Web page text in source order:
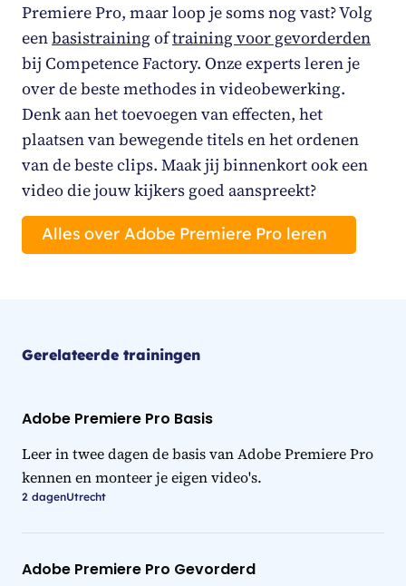
Premiere Pro, maar loop je soms nog vast? Volg
eenbasistraining oftraining voor gevorderden
bij Competence Factory. Onze experts leren je
over de beste methodes in videobewerking.
Denk aan het toevoegen van effecten, het
plaatsen van bewegende titels en het ordenen
van de beste clips. Maak jij binnenkort ook een
video die jouw kijkers goed aanspreekt?
Alles over Adobe Premiere Pro leren
Gerelateerde trainingen
Adobe Premiere Pro Basis
Leer in twee dagen de basis van Adobe Premiere Pro
kennen en monteer je eigen video's.
2 dagenUtrecht
Adobe Premiere Pro Gevorderd